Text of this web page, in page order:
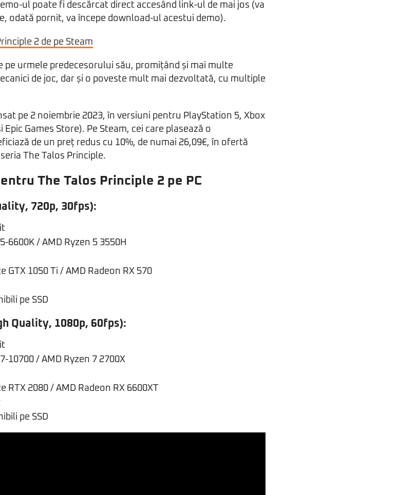
ul poate fi descărcat direct accesând link-ul de mai jos (va
odată pornit, va începe download-ul acestui demo).
2 de pe Steam
pe urmele predecesorului său, promițând și mai multe
de joc, dar și o poveste mult mai dezvoltată, cu multiple
pe 2 noiembrie 2023, în versiuni pentru PlayStation 5, Xbox
Epic Games Store). Pe Steam, cei care plasează o
de un preț redus cu 10%, de numai 26,09€, în ofertă
The Talos Principle.
The Talos Principle 2 pe PC
720p, 30fps):
6600K / AMD Ryzen 5 3550H
GTX 1050 Ti / AMD Radeon RX 570
pe SSD
Quality, 1080p, 60fps):
10700 / AMD Ryzen 7 2700X
RTX 2080 / AMD Radeon RX 6600XT
pe SSD